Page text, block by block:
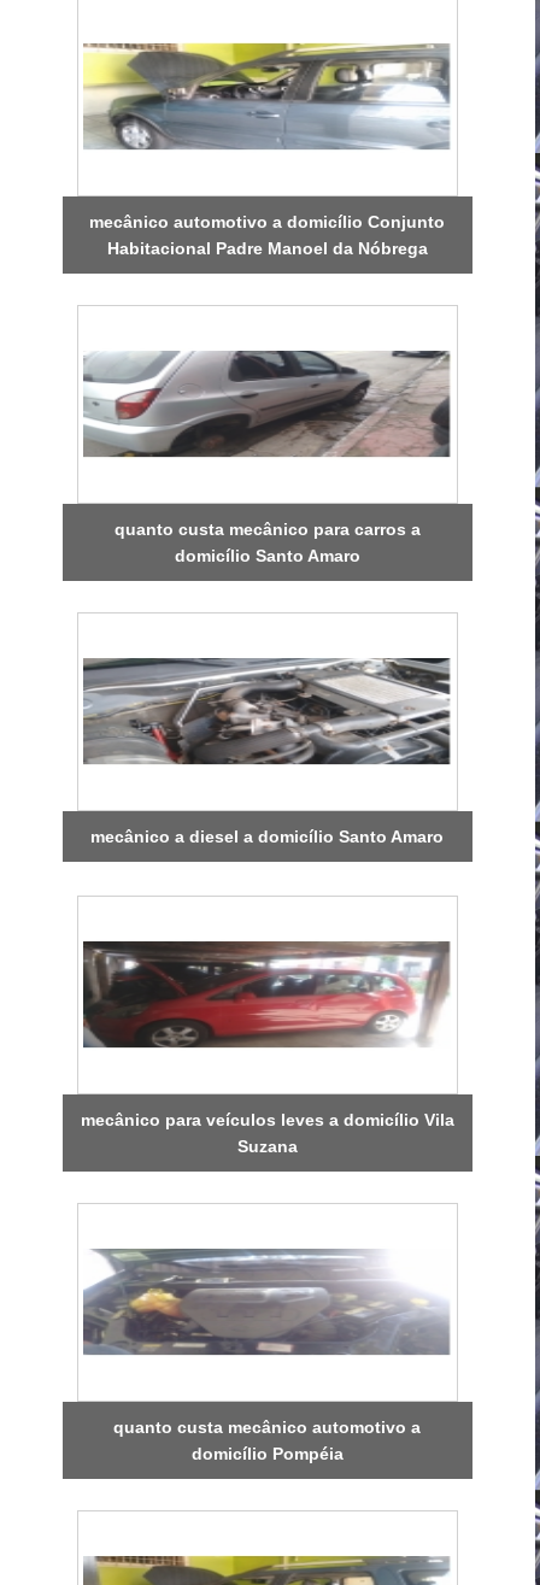
mecânico automotivo a domicílio Conjunto
Habitacional Padre Manoel da Nóbrega
quanto custa mecânico para carros a
domicílio Santo Amaro
mecânico a diesel a domicílio Santo Amaro
mecânico para veículos leves a domicílio Vila
Suzana
quanto custa mecânico automotivo a
domicílio Pompéia